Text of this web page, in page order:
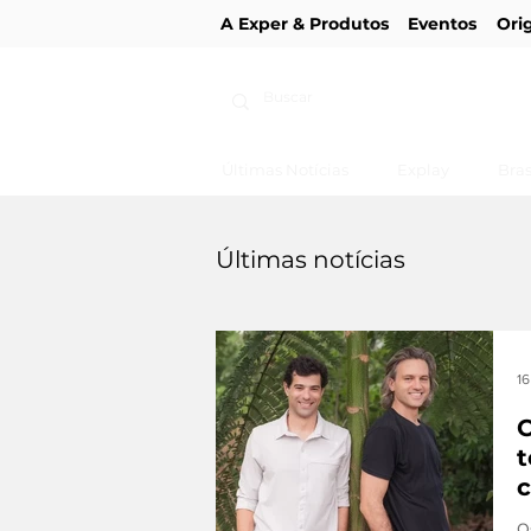
A Exper & Produtos Eventos
Últimas notícias